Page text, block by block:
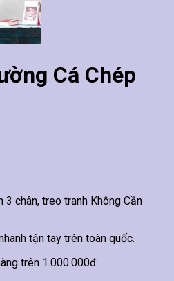
Cá Chép
chân, treo tranh Không Cần
tận tay trên toàn quốc.
trên 1.000.000đ